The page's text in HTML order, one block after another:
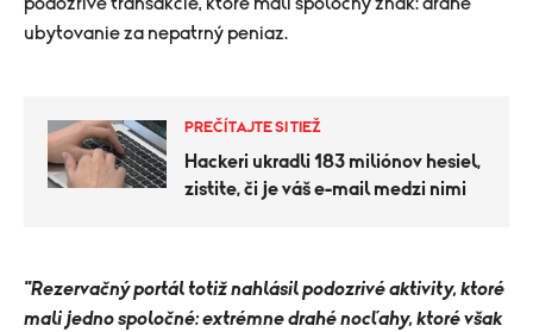
ubytovanie za nepatrný peniaz.
PREČÍTAJTE SI TIEŽ
Hackeri ukradli 183 miliónov hesiel,
zistite, či je váš e-mail medzi nimi
"Rezervačný portál totiž nahlásil podozrivé aktivity, ktoré
mali jedno spoločné: extrémne drahé nocľahy, ktoré však